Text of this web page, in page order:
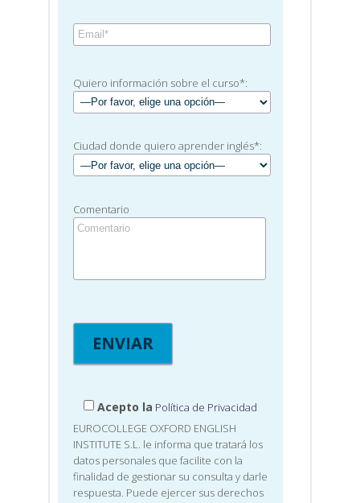
Quiero información sobre el curso*:
Ciudad donde quiero aprender inglés*:
Comentario
Acepto la Política de Privacidad
EUROCOLLEGE OXFORD ENGLISH
INSTITUTE S.L. le informa que tratará los
datos personales que facilite con la
finalidad de gestionar su consulta y darle
respuesta. Puede ejercer sus derechos